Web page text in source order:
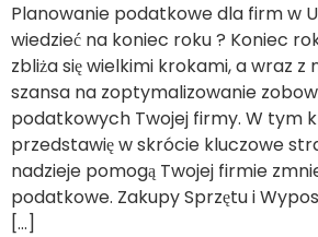
Planowanie podatkowe dla firm w
wiedzieć na koniec roku ? Koniec
zbliża się wielkimi krokami, a wraz z
szansa na zoptymalizowanie
podatkowych Twojej firmy. W tym
przedstawię w skrócie kluczowe
nadzieje pomogą Twojej firmie
podatkowe. Zakupy Sprzętu i
[…]